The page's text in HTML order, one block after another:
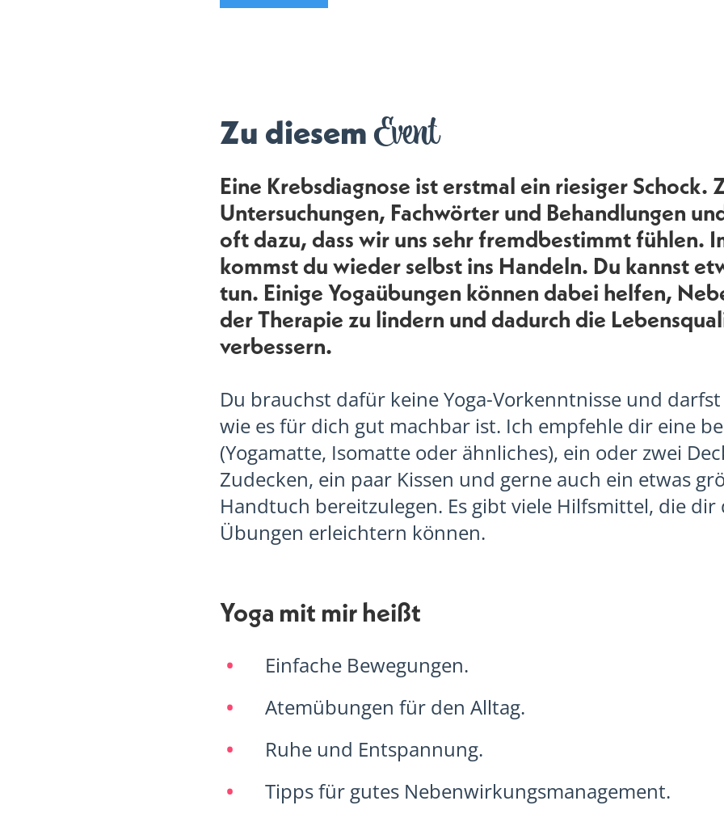
Zu diesem Event
Eine Krebsdiagnose ist erstmal ein riesiger Schock.
Untersuchungen, Fachwörter und Behandlungen
oft dazu, dass wir uns sehr fremdbestimmt fühlen.
kommst du wieder selbst ins Handeln. Du kannst
tun. Einige Yogaübungen können dabei helfen,
der Therapie zu lindern und dadurch die
verbessern.
Du brauchst dafür keine Yoga-Vorkenntnisse und
wie es für dich gut machbar ist. Ich empfehle dir eine
(Yogamatte, Isomatte oder ähnliches), ein oder zwei
Zudecken, ein paar Kissen und gerne auch ein etwas
Handtuch bereitzulegen. Es gibt viele Hilfsmittel, die dir
Übungen erleichtern können.
Yoga mit mir heißt
Einfache Bewegungen.
Atemübungen für den Alltag.
Ruhe und Entspannung.
Tipps für gutes Nebenwirkungsmanagement.